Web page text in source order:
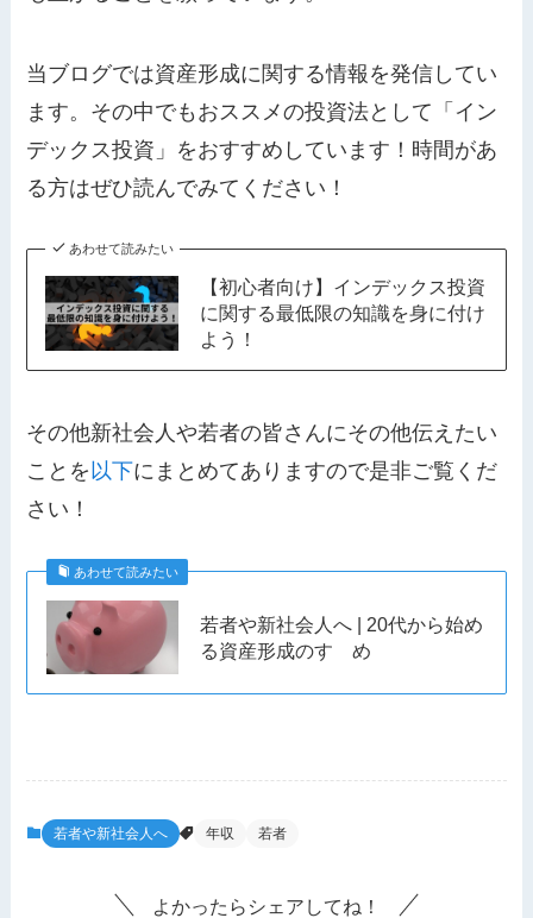
当ブログでは資産形成に関する情報を発信してい
ます。その中でもおススメの投資法として「イン
デックス投資」をおすすめしています！時間があ
る方はぜひ読んでみてください！
あわせて読みたい
【初心者向け】インデックス投資
に関する最低限の知識を身に付け
よう！
その他新社会人や若者の皆さんにその他伝えたい
ことを以下にまとめてありますので是非ご覧くだ
さい！
あわせて読みたい
若者や新社会人へ | 20代から始め
る資産形成のすゝめ
若者や新社会人へ 年収 若者
よかったらシェアしてね！